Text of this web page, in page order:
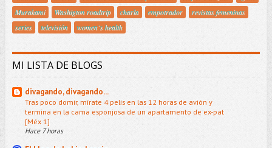
Murakami
Washigton roadtrip charla empotrador
revistas femeninas
series
televisión women´s health
MI LISTA DE BLOGS
divagando, divagando...
Tras poco domir, mírate 4 pelis en las 12 horas de avión y
termina en la cama esponjosa de un apartamento de ex-pat
[Méx 1]
Hace 7 horas